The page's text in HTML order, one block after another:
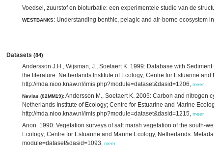
Voedsel, zuurstof en bioturbatie: een experimentele studie van de
WESTBANKS: Understanding benthic, pelagic and air-borne ecosystem
Datasets (84)
Andersson J.H., Wijsman, J., Soetaert K. 1999: Database with Sediment
the literature. Netherlands Institute of Ecology; Centre for Estuarine and
http://mda.nioo.knaw.nl/imis.php?module=dataset&dasid=1206, meer
Nevlas (02MM19): Andersson M., Soetaert K. 2005: Carbon and nitrogen
Netherlands Institute of Ecology; Centre for Estuarine and Marine
http://mda.nioo.knaw.nl/imis.php?module=dataset&dasid=1215, meer
Anon. 1990: Vegetation surveys of salt marsh vegetation of the south-
Ecology; Centre for Estuarine and Marine Ecology, Netherlands.
module=dataset&dasid=1093, meer